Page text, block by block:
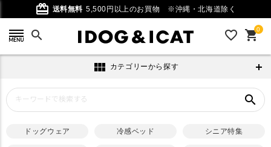
card_giftcard 送料無料 5,500円以上のお買物 ※沖縄・北海道除く
search favorite_outline 0
shopping_cart
view_module カテゴリーから探す
search
ドッグウェア 冷感ベッド シニア特集